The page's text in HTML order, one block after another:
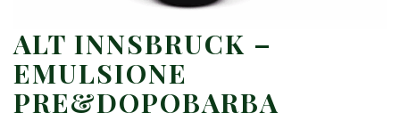
ALT INNSBRUCK –
EMULSIONE
PRE&DOPOBARBA